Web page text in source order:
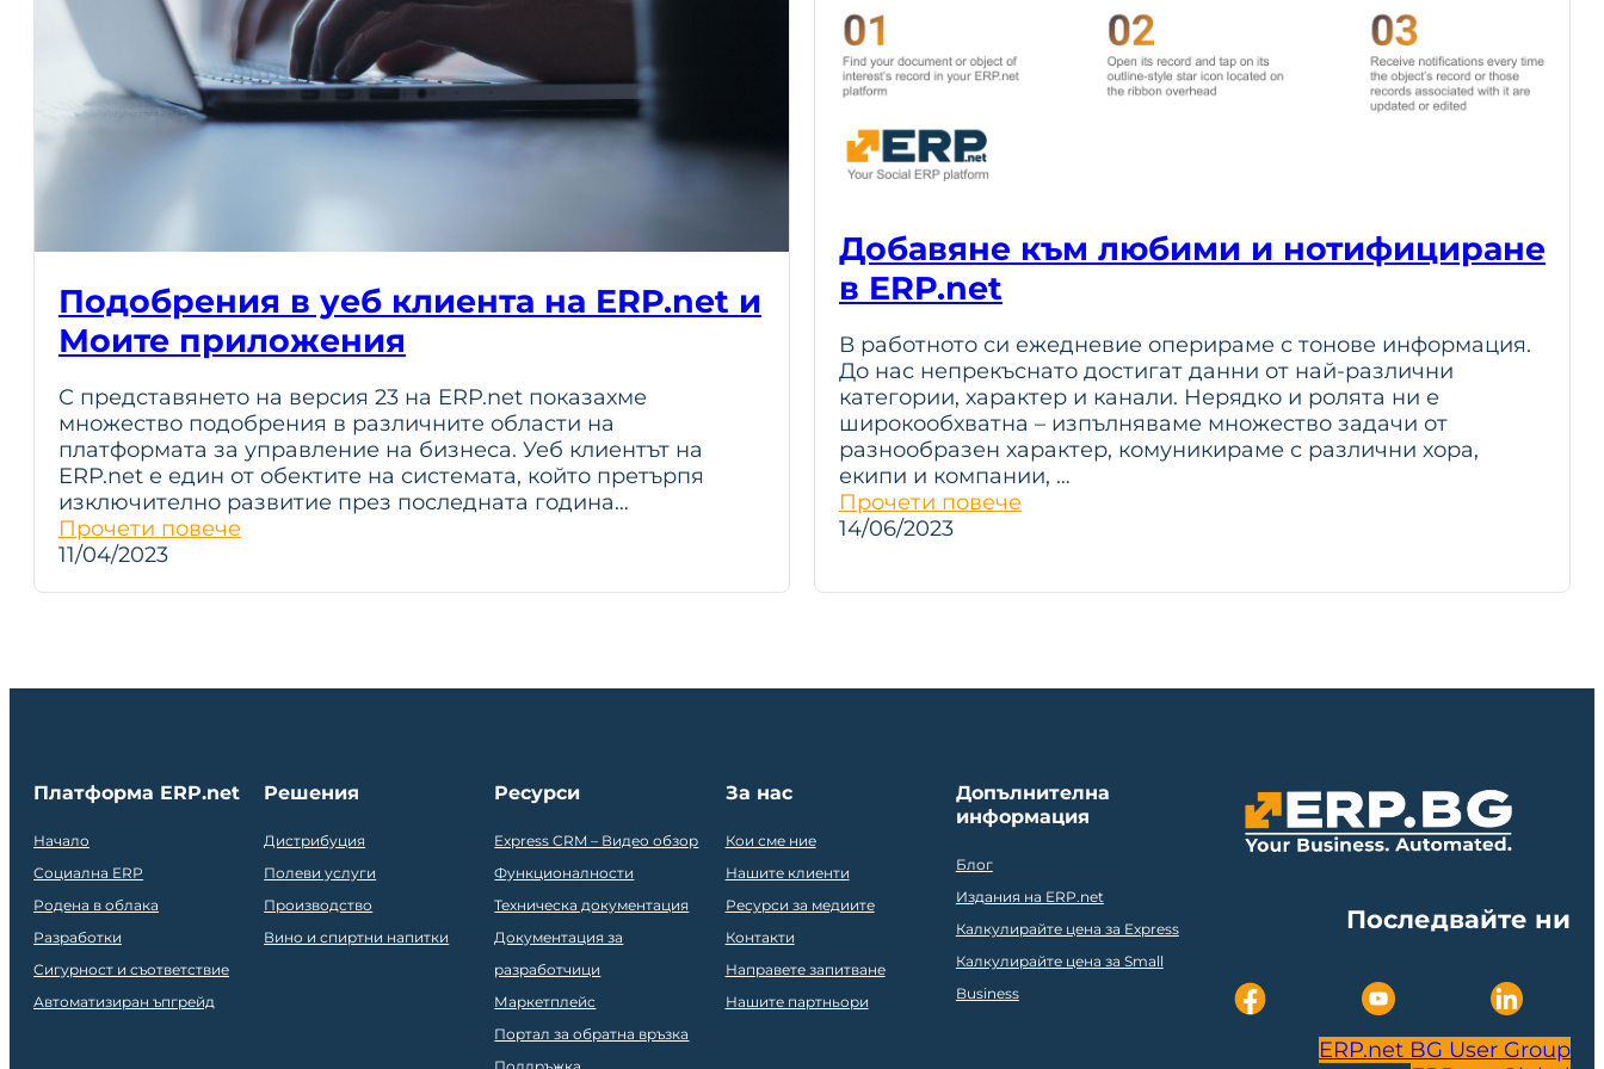
Подобрения в уеб клиента на ERP.net и
Моите приложения
С представянето на версия 23 на ERP.net показахме
множество подобрения в различните области на
платформата за управление на бизнеса. Уеб клиентът на
ERP.net е един от обектите на системата, който претърпя
изключително развитие през последната година…
Прочети повече
11/04/2023
Добавяне към любими и нотифициране
в ERP.net
В работното си ежедневие оперираме с тонове информация.
До нас непрекъснато достигат данни от най-различни
категории, характер и канали. Нерядко и ролята ни е
широкообхватна – изпълняваме множество задачи от
разнообразен характер, комуникираме с различни хора,
екипи и компании, …
Прочети повече
14/06/2023
Платформа ERP.net
Начало
Социална ERP
Родена в облака
Разработки
Сигурност и съответствие
Автоматизиран ъпгрейд
Решения
Дистрибуция
Полеви услуги
Производство
Вино и спиртни напитки
Ресурси
Express CRM – Видео обзор
Функционалности
Техническа документация
Документация за
разработчици
Маркетплейс
Портал за обратна връзка
За нас
Кои сме ние
Нашите клиенти
Ресурси за медиите
Контакти
Направете запитване
Нашите партньори
Допълнителна
информация
Блог
Издания на ERP.net
Калкулирайте цена за Express
Калкулирайте цена за Small
Business
Последвайте ни
ERP.net BG User Group